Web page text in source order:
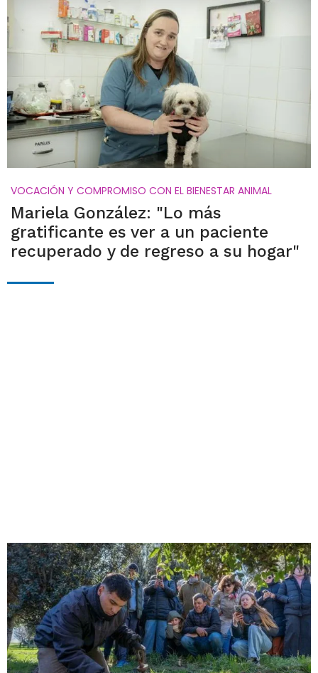
VOCACIÓN Y COMPROMISO CON EL BIENESTAR ANIMAL
Mariela González: "Lo más
gratificante es ver a un paciente
recuperado y de regreso a su hogar"